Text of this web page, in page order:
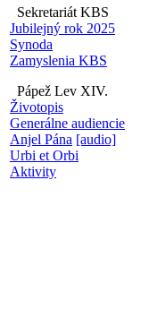
Sekretariát KBS
Jubilejný rok 2025
Synoda
Zamyslenia KBS
Pápež Lev XIV.
Životopis
Generálne audiencie
Anjel Pána [audio]
Urbi et Orbi
Aktivity